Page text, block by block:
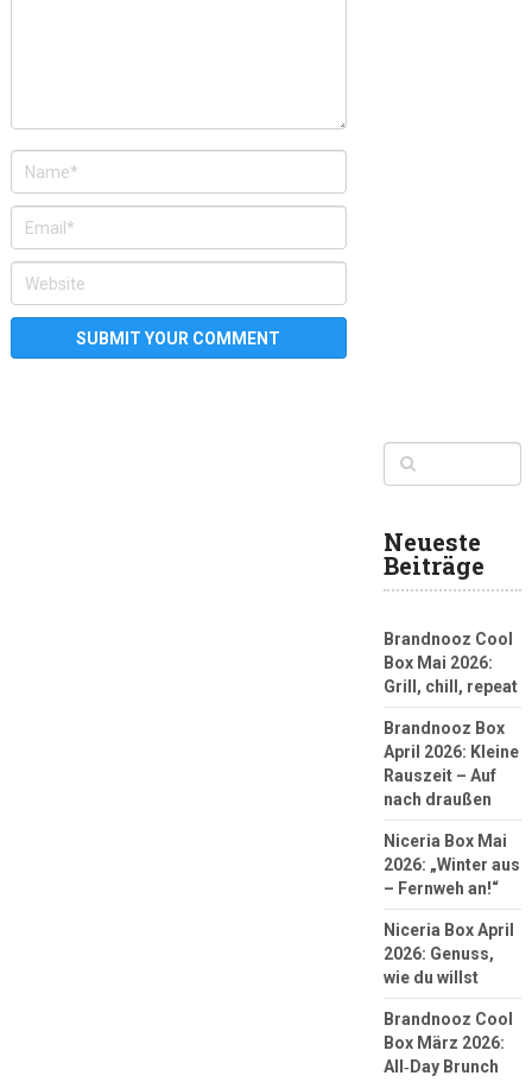
Neueste
Beiträge
Brandnooz Cool
Box Mai 2026:
Grill, chill, repeat
Brandnooz Box
April 2026: Kleine
Rauszeit – Auf
nach draußen
Niceria Box Mai
2026: „Winter aus
– Fernweh an!“
Niceria Box April
2026: Genuss,
wie du willst
Brandnooz Cool
Box März 2026:
All‑Day Brunch